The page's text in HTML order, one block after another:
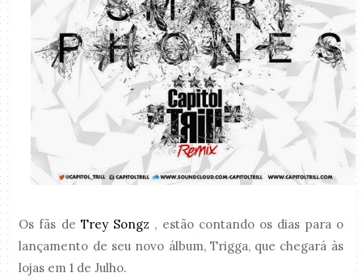
Os fãs de Trey Songz , estão contando os dias para o
lançamento de seu novo álbum, Trigga, que chegará às
lojas em 1 de Julho.